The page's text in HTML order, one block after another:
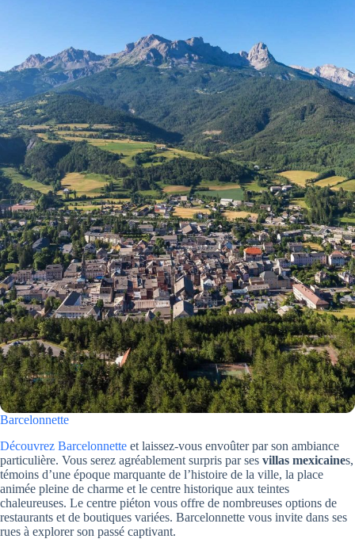
Barcelonnette
Découvrez Barcelonnette et laissez-vous envoûter par son ambiance
particulière. Vous serez agréablement surpris par ses villas mexicaines,
témoins d’une époque marquante de l’histoire de la ville, la place
animée pleine de charme et le centre historique aux teintes
chaleureuses. Le centre piéton vous offre de nombreuses options de
restaurants et de boutiques variées. Barcelonnette vous invite dans ses
rues à explorer son passé captivant.